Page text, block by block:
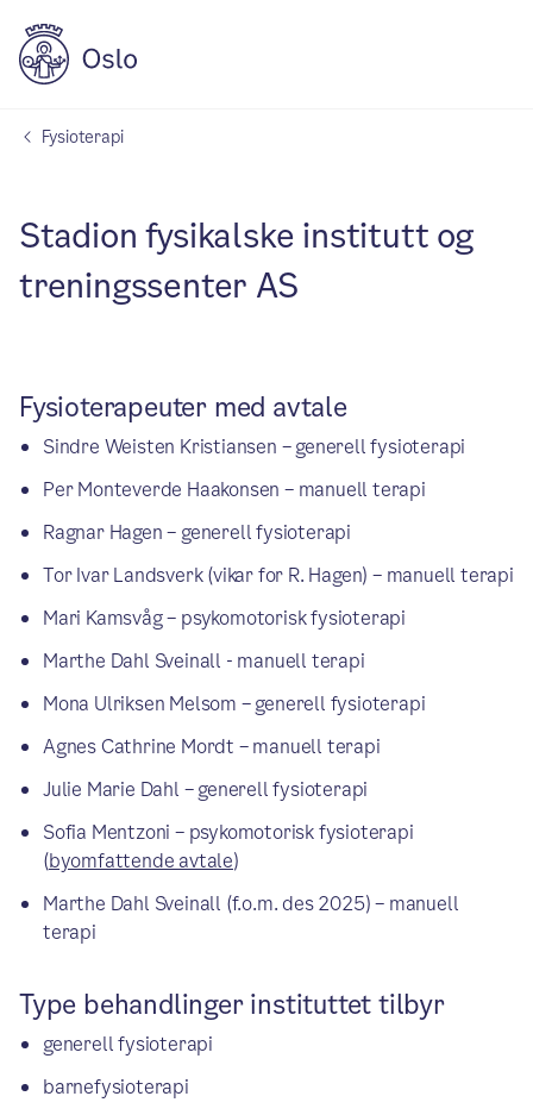
Fysioterapi
Stadion fysikalske institutt og
treningssenter AS
Fysioterapeuter med avtale
Sindre Weisten Kristiansen – generell fysioterapi
Per Monteverde Haakonsen – manuell terapi
Ragnar Hagen – generell fysioterapi
Tor Ivar Landsverk (vikar for R. Hagen) – manuell terapi
Mari Kamsvåg – psykomotorisk fysioterapi
Marthe Dahl Sveinall - manuell terapi
Mona Ulriksen Melsom – generell fysioterapi
Agnes Cathrine Mordt – manuell terapi
Julie Marie Dahl – generell fysioterapi
Sofia Mentzoni – psykomotorisk fysioterapi
(byomfattende avtale)
Marthe Dahl Sveinall (f.o.m. des 2025) – manuell
terapi
Type behandlinger instituttet tilbyr
generell fysioterapi
barnefysioterapi